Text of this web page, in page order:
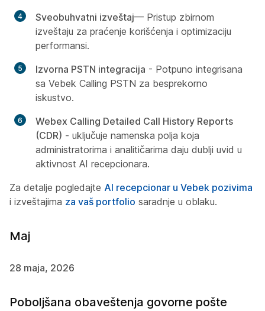
Sveobuhvatni izveštaj— Pristup zbirnom
izveštaju za praćenje korišćenja i optimizaciju
performansi.
Izvorna PSTN integracija - Potpuno integrisana
sa Vebek Calling PSTN za besprekorno
iskustvo.
Webex Calling Detailed Call History Reports
(CDR) - uključuje namenska polja koja
administratorima i analitičarima daju dublji uvid u
aktivnost AI recepcionara.
Za detalje pogledajte AI recepcionar u Vebek pozivima
i izveštajima za vaš portfolio saradnje u oblaku.
Maj
28 maja, 2026
Poboljšana obaveštenja govorne pošte